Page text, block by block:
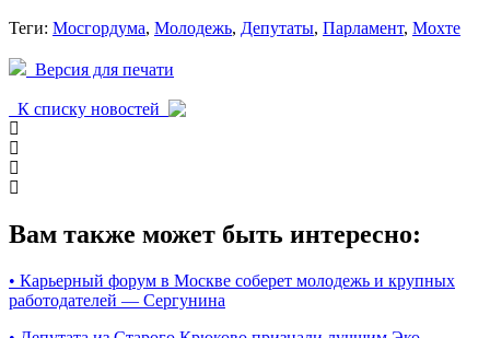
Теги: Мосгордума, Молодежь, Депутаты, Парламент, Мохте
Версия для печати
К списку новостей
Вам также может быть интересно:
• Карьерный форум в Москве соберет молодежь и крупных
работодателей — Сергунина